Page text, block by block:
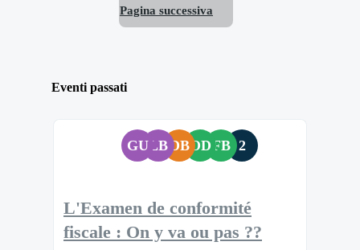
Pagina successiva
Eventi passati
GU LB DBOD FB 2
L'Examen de conformité
fiscale : On y va ou pas ??